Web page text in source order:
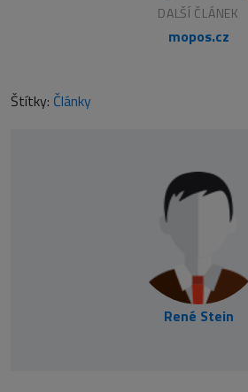
DALŠÍ ČLÁNEK
mopos.cz
Štítky: Články
René Stein